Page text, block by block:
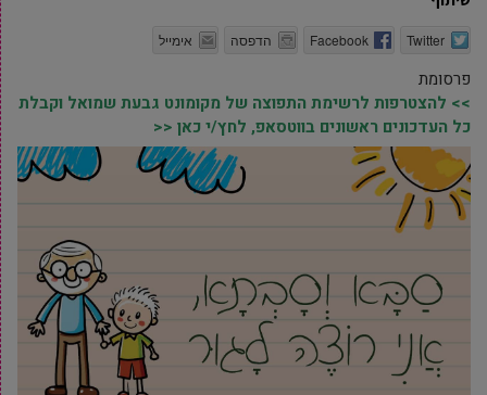
Twitter
Facebook הדפסה אימייל
פרסומת
>> להצטרפות לרשימת התפוצה של מקומונט גבעת שמואל וקבלת
כל העדכונים ראשונים בווטסאפ, לחץ/י כאן <<